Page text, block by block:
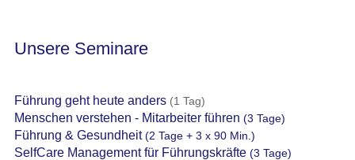
Unsere Seminare
Führung geht heute anders(1 Tag)
Menschen verstehen - Mitarbeiter führen (3 Tage)
Führung & Gesundheit(2 Tage + 3 x 90 Min.)
SelfCare Management für Führungskräfte(3 Tage)